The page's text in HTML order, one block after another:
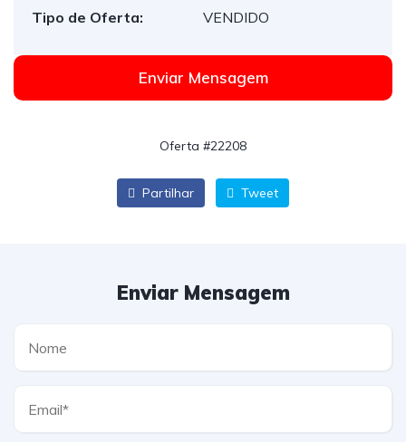
Tipo de Oferta: VENDIDO
Enviar Mensagem
Oferta #22208
Partilhar Tweet
Enviar Mensagem